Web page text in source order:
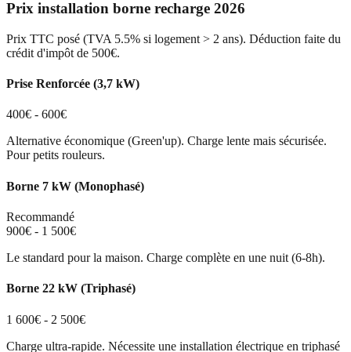
Prix installation borne recharge 2026
Prix TTC posé (TVA 5.5% si logement > 2 ans). Déduction faite du
crédit d'impôt de 500€.
Prise Renforcée (3,7 kW)
400€ - 600€
Alternative économique (Green'up). Charge lente mais sécurisée.
Pour petits rouleurs.
Borne 7 kW (Monophasé)
Recommandé
900€ - 1 500€
Le standard pour la maison. Charge complète en une nuit (6-8h).
Borne 22 kW (Triphasé)
1 600€ - 2 500€
Charge ultra-rapide. Nécessite une installation électrique en triphasé